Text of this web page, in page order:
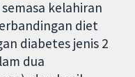
kelahiran
diet
diabetes jenis 2
dua